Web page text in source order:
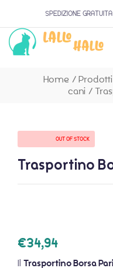
SPEDIZIONE
Home /
cani /
OUT OF STOCK
Trasportino
€34,94
Il Trasportino Borsa